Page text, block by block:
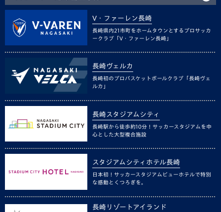
V・ファーレン長崎
長崎県内21市町をホームタウンとするプロサッカ
ークラブ「V・ファーレン長崎」
長崎ヴェルカ
長崎初のプロバスケットボールクラブ「長崎ヴェ
ルカ」
長崎スタジアムシティ
長崎駅から徒歩約10分！サッカースタジアムを中
心とした大型複合施設
スタジアムシティホテル長崎
日本初！サッカースタジアムビューホテルで特別
な感動とくつろぎを。
長崎リゾートアイランド